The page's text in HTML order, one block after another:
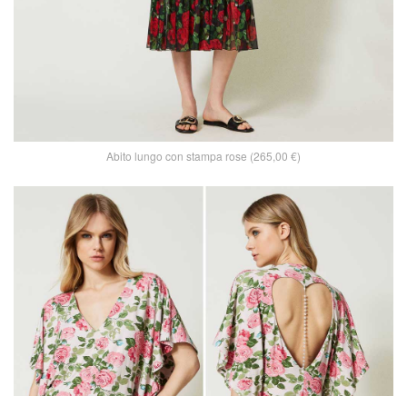
Abito lungo con stampa rose (265,00 €)